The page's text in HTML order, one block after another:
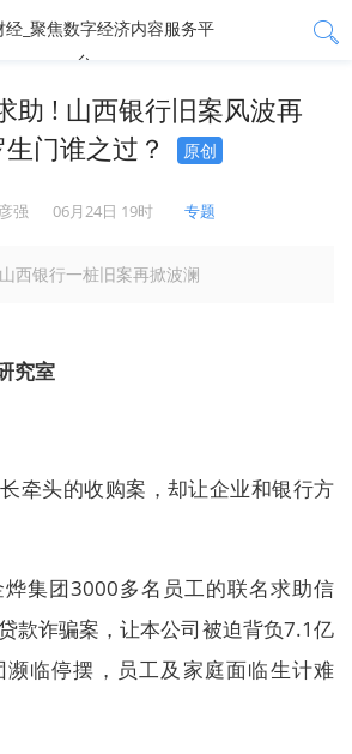
助 ! 山西银行旧案风波再
门谁之过？
原创
强 06月24日 19时 专题
西银行一桩旧案再掀波澜
究室
牵头的收购案，却让企业和银行方
集团3000多名员工的联名求助信
款诈骗案，让本公司被迫背负7.1亿
临停摆，员工及家庭面临生计难